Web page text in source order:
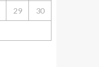
29 30